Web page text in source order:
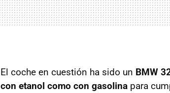
El coche en cuestión ha sido un BMW
con etanol como con gasolina para